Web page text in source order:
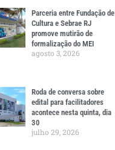
Parceria entre Fundação de
Cultura e Sebrae RJ
promove mutirão de
formalização do MEI
agosto 3, 2026
Roda de conversa sobre
edital para facilitadores
acontece nesta quinta, dia
30
julho 29, 2026